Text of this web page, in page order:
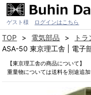
ゲスト様 ログインはこちら
TOP 電気部品 トラ
ASA-50 東京理工舎 | 電子
【東京理工舎の商品について】
重量物については送料を別途追